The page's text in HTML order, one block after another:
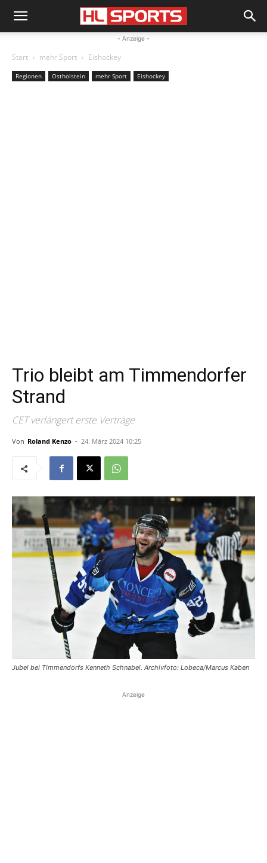
- Anzeige -
Start mehr Sport Eishockey
Regionen Ostholstein mehr Sport Eishockey
Trio bleibt am Timmendorfer
Strand
CET verlängert erste Verträge
Von Roland Kenzo - 24. März 2024 10:25
Jubel bei Timmendorfs Kenneth Schnabel. Archivfoto: Lobeca/Marcus Kaben
Anzeige